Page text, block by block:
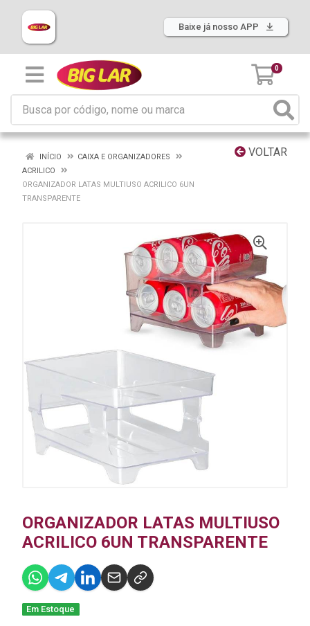
Baixe já nosso APP
0
VOLTAR
INÍCIO
CAIXA E ORGANIZADORES
ACRILICO
ORGANIZADOR LATAS MULTIUSO ACRILICO 6UN
TRANSPARENTE
ORGANIZADOR LATAS MULTIUSO
ACRILICO 6UN TRANSPARENTE
Em Estoque